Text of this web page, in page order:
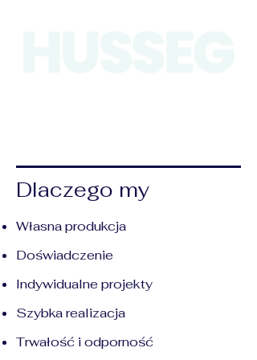
Dlaczego my
Własna produkcja
Doświadczenie
Indywidualne projekty
Szybka realizacja
Trwałość i odporność